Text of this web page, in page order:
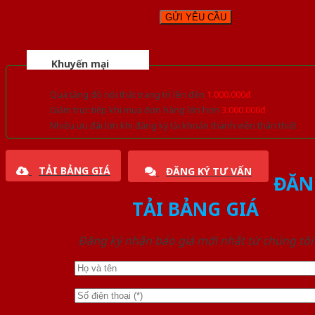
Khuyến mại
Quà tặng đồ nội thất trang trí lên đến 1.000.000đ
Giảm trực tiếp khi mua đơn hàng lớn hơn 3.000.000đ
Nhiều ưu đãi lớn khi đăng ký tài khoản thành viên thân thiết
TẢI BẢNG GIÁ ĐĂNG KÝ TƯ VẤN
TẢI BẢNG GIÁ
Đăng ký nhận báo giá mới nhất từ chúng tôi